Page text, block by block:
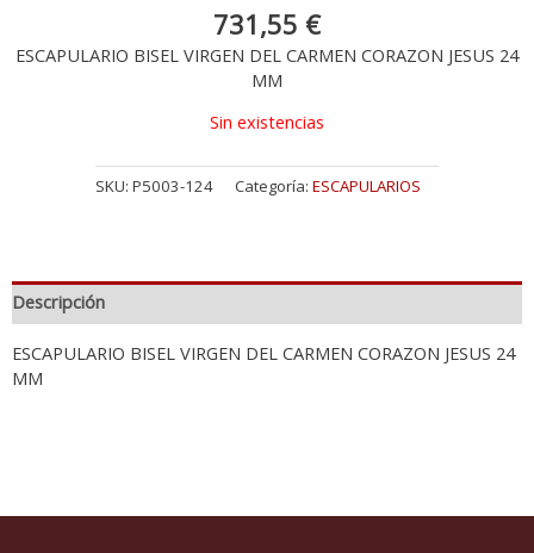
731,55 €
ESCAPULARIO BISEL VIRGEN DEL CARMEN CORAZON JESUS 24
MM
Sin existencias
SKU: P5003-124 Categoría: ESCAPULARIOS
Descripción
ESCAPULARIO BISEL VIRGEN DEL CARMEN CORAZON JESUS 24
MM